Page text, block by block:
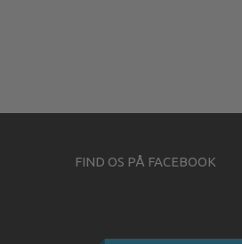
FIND OS PÅ FACEBOOK